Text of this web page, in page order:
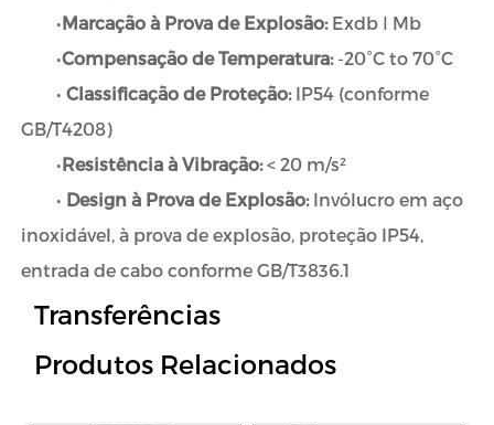
•Marcação à Prova de Explosão: Exdb Ⅰ Mb
•Compensação de Temperatura:-20°C to 70°C
• Classificação de Proteção: IP54 (conforme
GB/T4208)
•Resistência à Vibração:< 20 m/s²
• Design à Prova de Explosão: Invólucro em aço
inoxidável, à prova de explosão, proteção IP54,
entrada de cabo conforme GB/T3836.1
Transferências
Produtos Relacionados